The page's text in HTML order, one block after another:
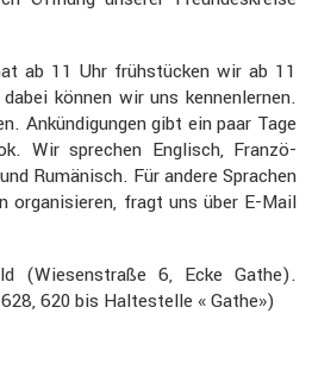
ab 11 Uhr frühstü­cken wir ab 11
können wir uns kennen­lernen.
Ankün­di­gungen gibt ein paar Tage
Wir sprechen Englisch, Franzö­
Rumänisch. Für andere Sprachen
organi­sieren, fragt uns über E-Mail
(Wiesen­straße 6, Ecke Gathe).
620 bis Halte­stelle « Gathe»)